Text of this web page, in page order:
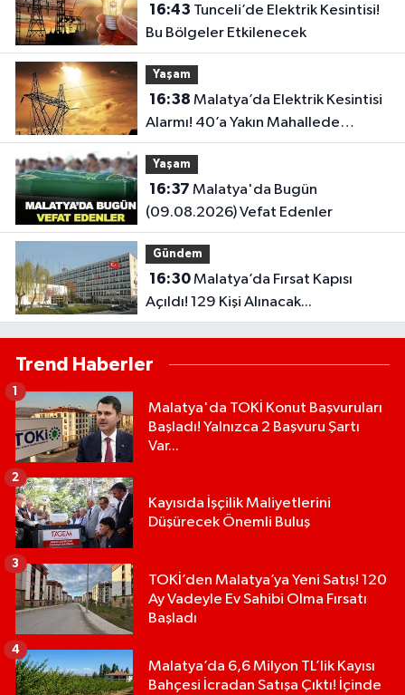
16:43
Bu Bölgeler Etkilenecek
Yaşam
16:38
Alarmı! 40’a Yakın Mahallede
Saatler Belli Oldu
Yaşam
16:37
(09.08.2026) Vefat Edenler
Gündem
16:30Malatya’da Fırsat Kapısı
Açıldı! 129 Kişi Alınacak...
Trend Haberler
Malatya'da TOKİ Konut Başvuruları
Başladı! Yalnızca 2 Başvuru Şartı
Var...
1
Kayısıda İşçilik Maliyetlerini
Düşürecek Önemli Buluş
2
TOKİ’den Malatya’ya Yeni Satış! 120
Ay Vadeyle Ev Sahibi Olma Fırsatı
Başladı
3
Malatya’da 6,6 Milyon TL’lik Kayısı
Bahçesi İcradan Satışa Çıktı! İçinde
4